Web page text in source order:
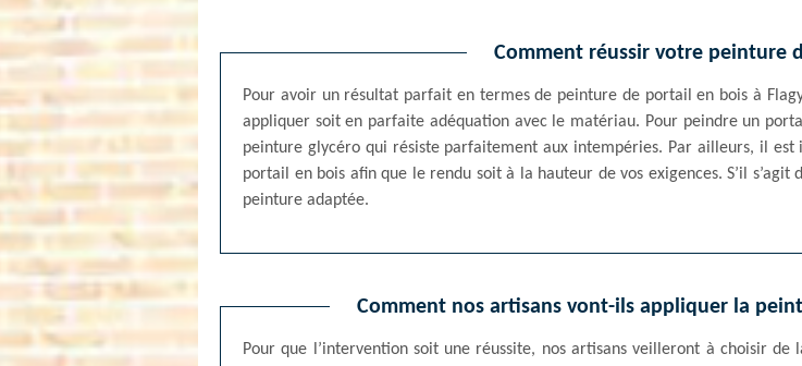
Comment réussir votre peinture
Pour avoir un résultat parfait en termes de peinture de portail en bois à
appliquer soit en parfaite adéquation avec le matériau. Pour peindre un
peinture glycéro qui résiste parfaitement aux intempéries. Par ailleurs, il
portail en bois afin que le rendu soit à la hauteur de vos exigences. S’il
peinture adaptée.
Comment nos artisans vont-ils appliquer la
Pour que l’intervention soit une réussite, nos artisans veilleront à choisir